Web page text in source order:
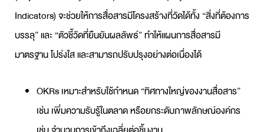
Indicators) จะช่วยให้การสื่อสารมีโครงสร้างที่วัดได้ทั้ง “สิ่งที่ต้องการ
บรรลุ” และ “ตัวชี้วัดที่ยืนยันผลลัพธ์” ทำให้แผนการสื่อสารมี
มาตรฐาน โปร่งใส และสามารถปรับปรุงอย่างต่อเนื่องได้
OKRs เหมาะสำหรับใช้กำหนด “ทิศทางใหญ่ของงานสื่อสาร”
เช่น เพิ่มความรับรู้ในตลาด หรือยกระดับภาพลักษณ์องค์กร